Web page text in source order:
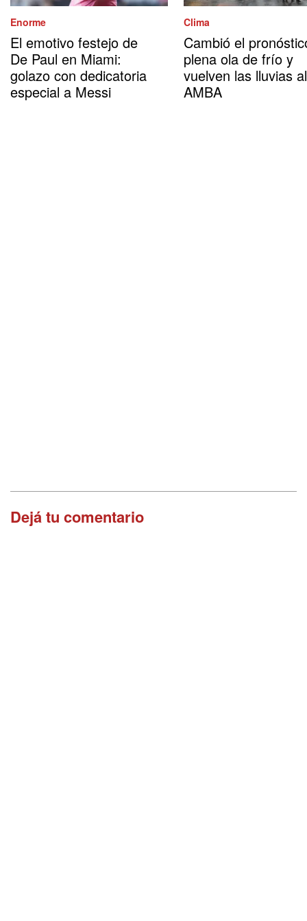
Enorme
El emotivo festejo de
De Paul en Miami:
golazo con dedicatoria
especial a Messi
Clima
Cambió el
plena ola de frío y
vuelven las lluvias al
AMBA
Dejá tu comentario